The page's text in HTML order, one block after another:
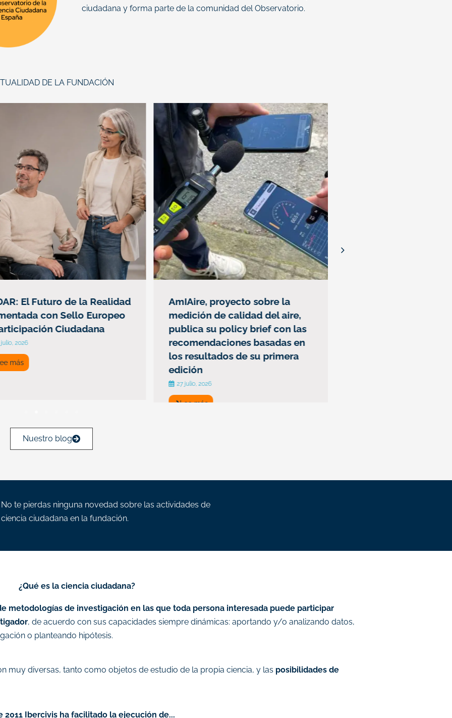
ciudadana y forma parte de la comunidad del Observatorio.
DE LA FUNDACIÓN
El Futuro de la Realidad
con Sello Europeo
Ciudadana
2026
más
AmIAire, proyecto sobre la
medición de calidad del aire,
publica su policy brief con las
recomendaciones basadas en
los resultados de su primera
edición
27 julio, 2026
Lee más
¿Qué es la ciencia ciudadana?
metodologías de investigación en las que toda persona interesada puede participar